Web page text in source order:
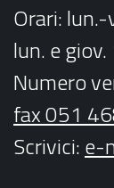
Orari:
lun. e
Numero
fax 051
Scrivici:e-